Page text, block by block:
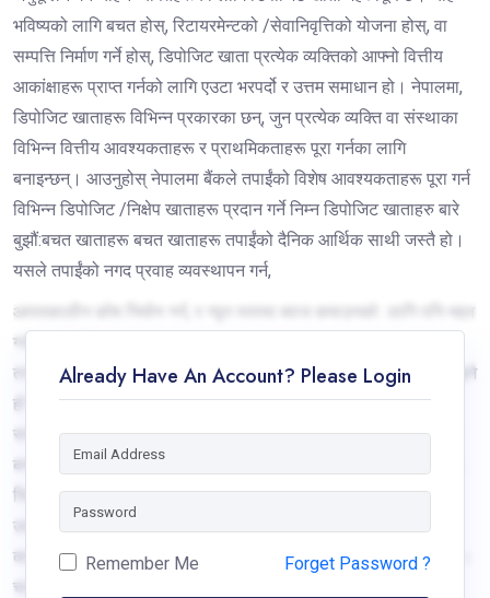
भविष्यको लागि बचत होस्, रिटायरमेन्टको /सेवानिवृत्तिको योजना होस्, वा
सम्पत्ति निर्माण गर्ने होस्, डिपोजिट खाता प्रत्येक व्यक्तिको आफ्नो वित्तीय
आकांक्षाहरू प्राप्त गर्नको लागि एउटा भरपर्दो र उत्तम समाधान हो। नेपालमा,
डिपोजिट खाताहरू विभिन्न प्रकारका छन्, जुन प्रत्येक व्यक्ति वा संस्थाका
विभिन्न वित्तीय आवश्यकताहरू र प्राथमिकताहरू पूरा गर्नका लागि
बनाइन्छन्। आउनुहोस् नेपालमा बैंकले तपाईंको विशेष आवश्यकताहरू पूरा गर्न
विभिन्न डिपोजिट /निक्षेप खाताहरू प्रदान गर्ने निम्न डिपोजिट खाताहरु बारे
बुझौं:बचत खाताहरू बचत खाताहरू तपाईंको दैनिक आर्थिक साथी जस्तै हो।
यसले तपाईंको नगद प्रवाह व्यवस्थापन गर्न,
आपतकालीन कोष निर्माण गर्न, र न्यून स्तरमा ब्याज कमाउनको लागि पनि मद्दत
गर्दछ। यद्यपि, बचत खातामा सामान्यतया अन्य खाता भन्दा कम ब्याजदर हुन्छ
तर यसले तपाईंको पैसामा सजिलो पहुँच प्रस्ताव गर्दछ। अझ सामान्य गरि बुझ्ने
हो भने एउटा साधाहरण व्यक्तिले खाता खोल्दा प्रदान गरिने पहिलो खाता नै
सामान्य बचत खाता हो। बचत खाता विभिन्न प्रकारका हुन्छन् जस्तै सामान्य
बचत, रेमिट्यान्स बचत, महिला बचत, बालबालिका बचत, जेष्ठ नागरिक बचत,
सिद्धार्थ प्लेटिनम बचत खाता, सिद्धार्थ जीवन सुरक्षा बचत खाता, आदि यसका
उदाहरण हुन्। चल्ती खाताहरुबैंक तथा वित्तिय संस्थाले आफ्ना कर्पोरेट
क्लाइन्टहरूका लागि विशेष चालू /चल्ती डिपोजिट खाताहरू उपलब्ध गराउँछ।
चालू डिपोजिट खाताले डिपोजिट/जम्मा र निकासी प्रतिबन्धहरूबाट मुक्त
Already Have An Account? Please Login
Remember Me Forget Password ?